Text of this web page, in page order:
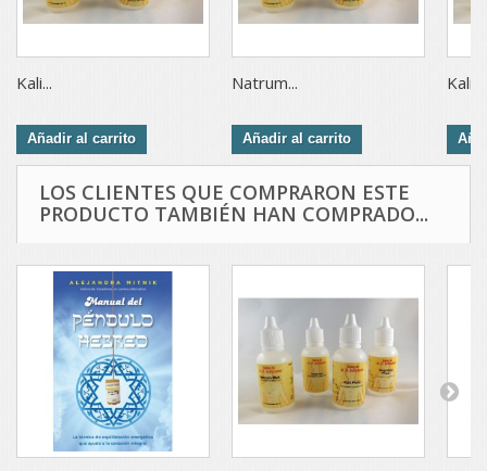
Kali...
Añadir al carrito
Natrum...
Añadir al carrito
Kali...
LOS CLIENTES QUE COMPRARON ESTE
PRODUCTO TAMBIÉN HAN COMPRADO...